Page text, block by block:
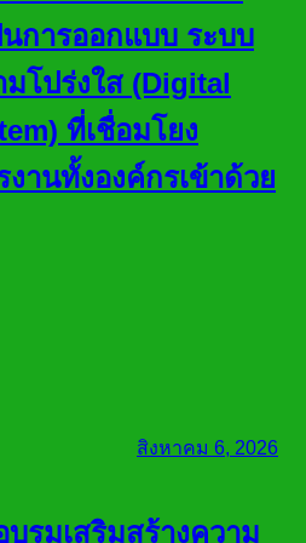
การออกแบบ ระบบ
โปร่งใส (Digital
ที่เชื่อมโยง
านทั้งองค์กรเข้าด้วย
สิงหาคม 6, 2026
รมเสริมสร้างความ